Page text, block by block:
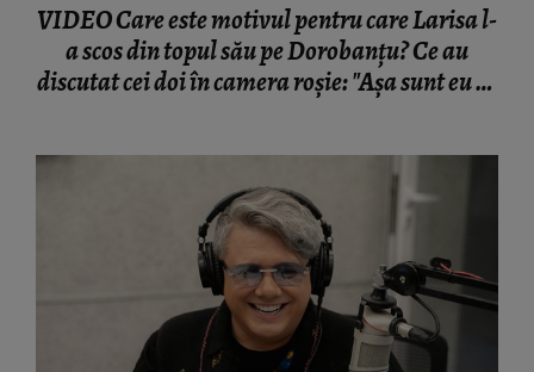
VIDEO Care este motivul pentru care Larisa l-
a scos din topul său pe Dorobanțu? Ce au
discutat cei doi în camera roșie: "Așa sunt eu ca